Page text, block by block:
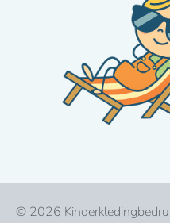
100% biologisch
3 drukknopen,
© 2026